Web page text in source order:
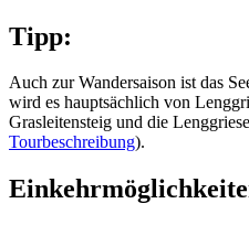
Tipp:
Auch zur Wandersaison ist das
wird es hauptsächlich von
Grasleitensteig und die
Tourbeschreibung).